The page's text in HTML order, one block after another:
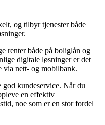
og tilbyr tjenester både
renter både på boliglån og
digitale løsninger er det
via nett- og mobilbank.
kundeservice. Når du
en effektiv
noe som er en stor fordel